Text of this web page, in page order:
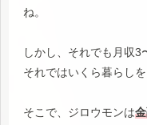
ね。
しかし、それでも月収3
それではいくら暮らし
そこで、ジロウモンは